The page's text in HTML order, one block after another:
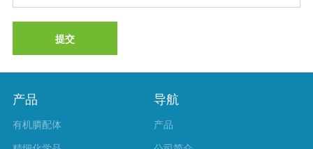
提交
产品
有机膦配体
导航
产品